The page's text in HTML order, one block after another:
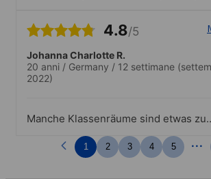
4.8/5
Johanna Charlotte R.
20 anni / Germany / 12 settimane
2022)
Manche Klassenräume sind etwas zu
probleme dar.top!
1 2 3 4 5 ...